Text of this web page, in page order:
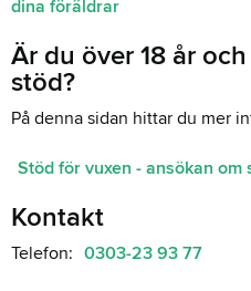
dina föräldrar
Är du över 18 år
stöd?
På denna sidan hittar du mer
Stöd för vuxen - ansökan om
Kontakt
Telefon: 0303-23 93 77